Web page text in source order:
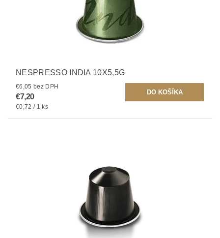
NESPRESSO INDIA 10X5,5G
€6,05 bez DPH
€7,20
€0,72 / 1 ks